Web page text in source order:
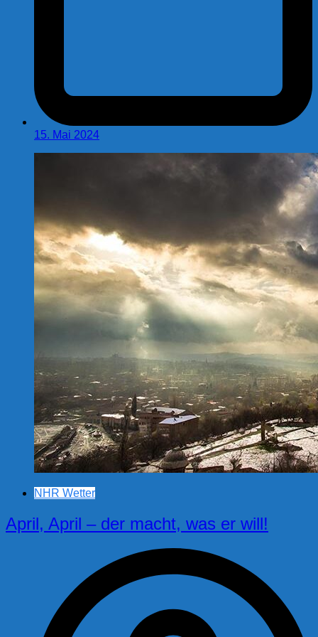
15. Mai 2024
NHR Wetter
April, April – der macht, was er will!